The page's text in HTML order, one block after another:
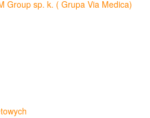
Group sp. k. ( Grupa Via Medica)